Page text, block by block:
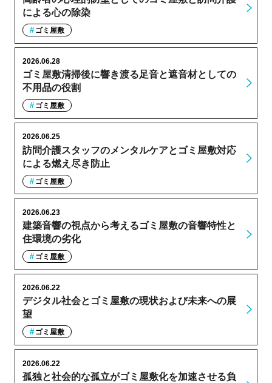
による心の除染
ゴミ屋敷
ゴミ屋敷清掃後に響き渡る足音と遮音材としての
不用品の役割
2026.06.28
ゴミ屋敷
訪問介護スタッフのメンタルケアとゴミ屋敷対応
による燃え尽き防止
2026.06.25
ゴミ屋敷
建築音響の視点から考えるゴミ屋敷の音響特性と
住環境の劣化
2026.06.23
ゴミ屋敷
デジタル社会とゴミ屋敷の現状および未来への展
望
2026.06.22
ゴミ屋敷
孤独と社会的な孤立がゴミ屋敷化を加速させる負
2026.06.22